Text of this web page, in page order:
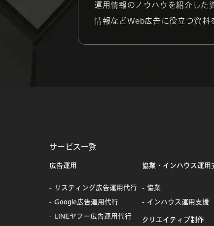
運用情報のノウハウを紹介した
情報などWeb広告に役立つ資料
サービス一覧
広告運用
リスティング広告運用代行
Google広告運用代行
LINEヤフー広告運用代行
協業・インハウス運用
協業
インハウス運用支援
クリエイティブ制作